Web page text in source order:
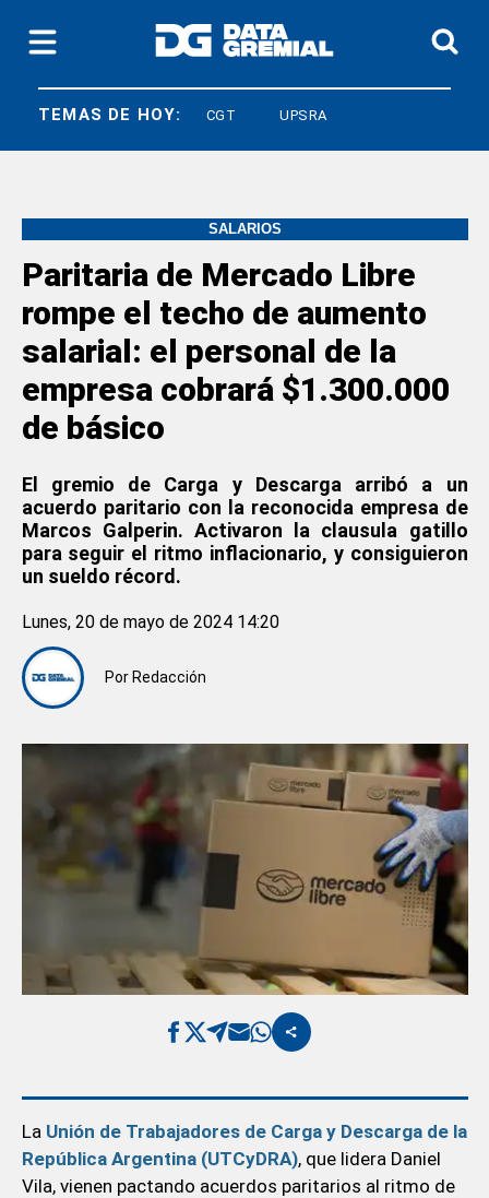
TEMAS DE HOY:
LEY BASES CGT UPSRA
SALARIOS
Paritaria de Mercado Libre
rompe el techo de aumento
salarial: el personal de la
empresa cobrará $1.300.000
de básico
El gremio de Carga y Descarga arribó a un
acuerdo paritario con la reconocida empresa de
Marcos Galperin. Activaron la clausula gatillo
para seguir el ritmo inflacionario, y consiguieron
un sueldo récord.
Por Redacción
Lunes, 20 de mayo de 2024 14:20
La Unión de Trabajadores de Carga y Descarga de la
República Argentina (UTCyDRA), que lidera Daniel
Vila, vienen pactando acuerdos paritarios al ritmo de